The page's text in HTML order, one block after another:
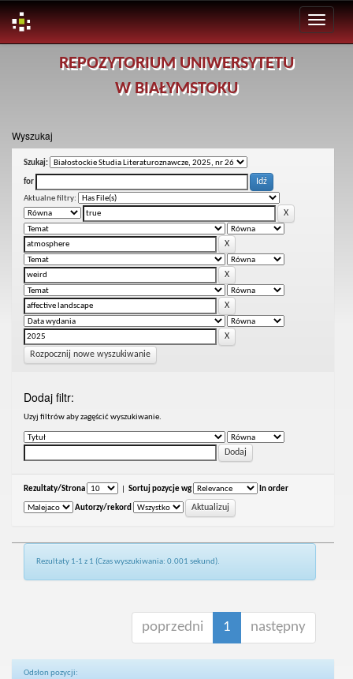
REPOZYTORIUM UNIWERSYTETU
W BIAŁYMSTOKU
Wyszukaj
Szukaj:
for
Aktualne filtry:
Rozpocznij nowe wyszukiwanie
Dodaj filtr:
Uzyj filtrów aby zagęścić wyszukiwanie.
Rezultaty/Strona Sortuj pozycje wg In order
Autorzy/rekord
Rezultaty 1-1 z 1 (Czas wyszukiwania: 0.001 sekund).
poprzedni 1 następny
Odsłon pozycji: